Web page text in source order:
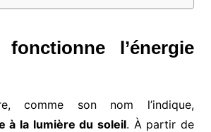
fonctionne l’énergie
comme son nom l’indique,
à la lumière du soleil. À partir de